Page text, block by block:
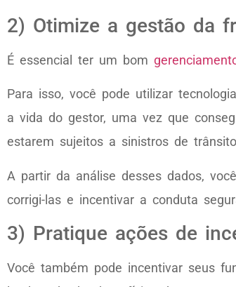
2) Otimize a gestão da
É essencial ter um bom
Para isso, você pode utilizar
a vida do gestor, uma vez que
estarem sujeitos a sinistros de
A partir da análise desses dados,
corrigi-las e incentivar a conduta
3) Pratique ações de
Você também pode incentivar seus